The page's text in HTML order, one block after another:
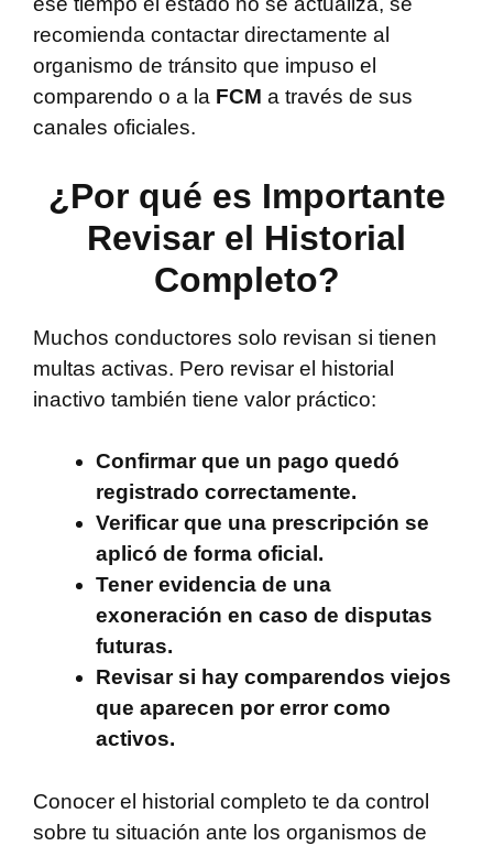
recomienda contactar directamente al
organismo de tránsito que impuso el
comparendo o a la FCM a través de sus
canales oficiales.
¿Por qué es Importante
Revisar el Historial
Completo?
Muchos conductores solo revisan si tienen
multas activas. Pero revisar el historial
inactivo también tiene valor práctico:
Confirmar que un pago quedó
registrado correctamente.
Verificar que una prescripción se
aplicó de forma oficial.
Tener evidencia de una
exoneración en caso de disputas
futuras.
Revisar si hay comparendos viejos
que aparecen por error como
activos.
Conocer el historial completo te da control
sobre tu situación ante los organismos de